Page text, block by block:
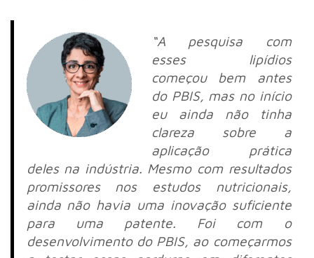
“A pesquisa com
esses lipídios
começou bem antes
do PBIS, mas no início
eu ainda não tinha
clareza sobre a
aplicação prática
deles na indústria. Mesmo com resultados
promissores nos estudos nutricionais,
ainda não havia uma inovação suficiente
para uma patente. Foi com o
desenvolvimento do PBIS, ao começarmos